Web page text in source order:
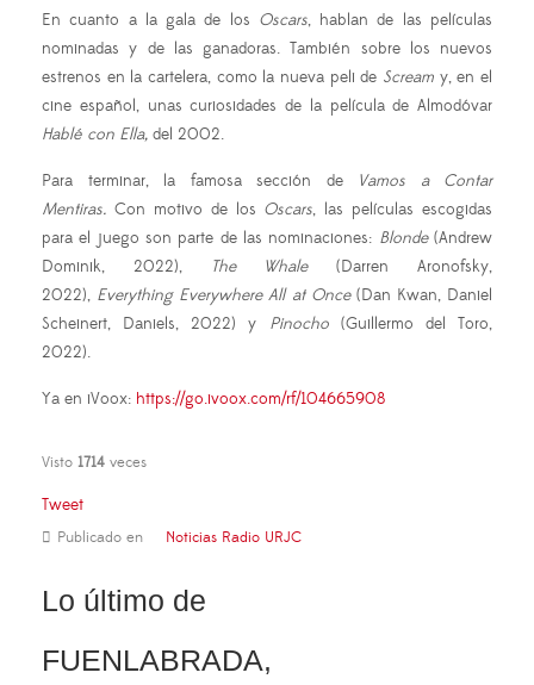
En cuanto a la gala de los Oscars, hablan de las películas
nominadas y de las ganadoras. También sobre los nuevos
estrenos en la cartelera, como la nueva peli de Scream y, en el
cine español, unas curiosidades de la película de Almodóvar
Hablé con Ella, del 2002.
Para terminar, la famosa sección de
Vamos a Contar
Mentiras. Con motivo de los Oscars, las películas escogidas
para el juego son parte de las nominaciones: Blonde(Andrew
Dominik, 2022),
The Whale(Darren Aronofsky,
2022), Everything Everywhere All at Once(Dan Kwan, Daniel
Scheinert, Daniels, 2022) y Pinocho(Guillermo del Toro,
2022).
Ya en iVoox: https://go.ivoox.com/rf/104665908
Visto 1714 veces
Tweet
Publicado en Noticias Radio URJC
Lo último de
FUENLABRADA,